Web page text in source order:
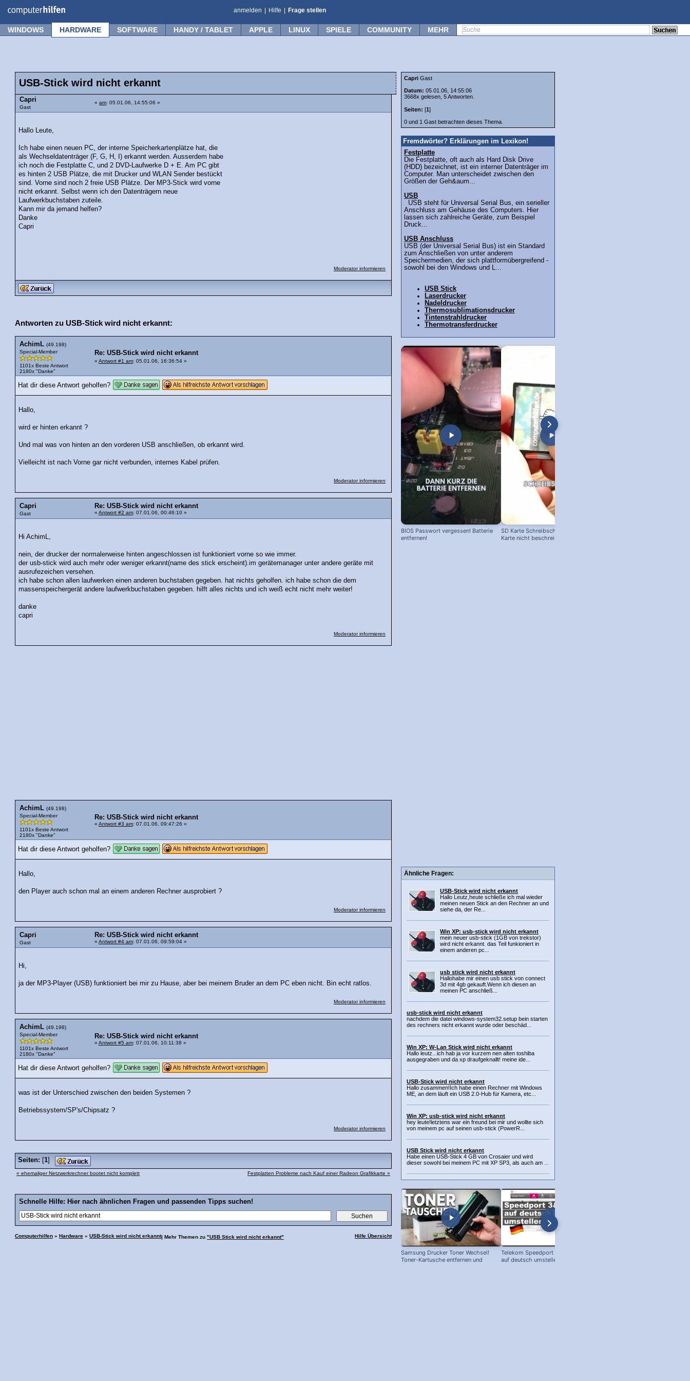
anmelden Hilfe Frage stellen
WINDOWS HARDWARE SOFTWARE HANDY / TABLET APPLE LINUX SPIELE COMMUNITY MEHR
USB-Stick wird nicht erkannt
Capri
Gast
« am: 05.01.06, 14:55:06 »
Hallo Leute,
Ich habe einen neuen PC, der interne Speicherkartenplätze hat, die
als Wechseldatenträger (F, G, H, I) erkannt werden. Ausserdem habe
ich noch die Festplatte C, und 2 DVD-Laufwerke D + E. Am PC gibt
es hinten 2 USB Plätze, die mit Drucker und WLAN Sender bestückt
sind. Vorne sind noch 2 freie USB Plätze. Der MP3-Stick wird vorne
nicht erkannt. Selbst wenn ich den Datenträgern neue
Laufwerkbuchstaben zuteile.
Kann mir da jemand helfen?
Danke
Capri
Moderator informieren
Antworten zu USB-Stick wird nicht erkannt:
AchimL (49.198)
Special-Member
1101x Beste Antwort
2180x "Danke"
Re: USB-Stick wird nicht erkannt
« Antwort #1 am: 05.01.06, 16:36:54 »
Hat dir diese Antwort geholfen?
Hallo,
wird er hinten erkannt ?
Und mal was von hinten an den vorderen USB anschließen, ob erkannt wird.
Vielleicht ist nach Vorne gar nicht verbunden, internes Kabel prüfen.
Moderator informieren
Capri
Gast
Re: USB-Stick wird nicht erkannt
« Antwort #2 am: 07.01.06, 00:46:10 »
Hi AchimL,
nein, der drucker der normalerweise hinten angeschlossen ist funktioniert vorne so wie immer.
der usb-stick wird auch mehr oder weniger erkannt(name des stick erscheint).im gerätemanager unter andere geräte mit
ausrufezeichen versehen.
ich habe schon allen laufwerken einen anderen buchstaben gegeben. hat nichts geholfen. ich habe schon die dem
massenspeichergerät andere laufwerkbuchstaben gegeben. hilft alles nichts und ich weiß echt nicht mehr weiter!
danke
capri
Moderator informieren
AchimL (49.198)
Special-Member
1101x Beste Antwort
2180x "Danke"
Re: USB-Stick wird nicht erkannt
« Antwort #3 am: 07.01.06, 09:47:26 »
Hat dir diese Antwort geholfen?
Hallo,
den Player auch schon mal an einem anderen Rechner ausprobiert ?
Moderator informieren
Capri
Gast
Re: USB-Stick wird nicht erkannt
« Antwort #4 am: 07.01.06, 09:59:04 »
Hi,
ja der MP3-Player (USB) funktioniert bei mir zu Hause, aber bei meinem Bruder an dem PC eben nicht. Bin echt ratlos.
Moderator informieren
AchimL (49.198)
Special-Member
1101x Beste Antwort
2180x "Danke"
Re: USB-Stick wird nicht erkannt
« Antwort #5 am: 07.01.06, 10:11:38 »
Hat dir diese Antwort geholfen?
was ist der Unterschied zwischen den beiden Systemen ?
Betriebssystem/SP's/Chipsatz ?
Moderator informieren
Seiten: [1]
« ehemaliger Netzwerkrechner bootet nicht komplett Festplatten Probleme nach Kauf einer Radeon Grafikkarte »
Schnelle Hilfe: Hier nach ähnlichen Fragen und passenden Tipps suchen!
Computerhilfen » Hardware » USB-Stick wird nicht erkannt Hilfe Übersicht
| Mehr Themen zu "USB Stick wird nicht erkannt"
Capri Gast
Datum: 05.01.06, 14:55:06
3668x gelesen, 5 Antworten.
Seiten: [1]
0 und 1 Gast betrachten dieses Thema.
Fremdwörter? Erklärungen im Lexikon!
Festplatte
Die Festplatte, oft auch als Hard Disk Drive
(HDD) bezeichnet, ist ein interner Datenträger im
Computer. Man unterscheidet zwischen den
Größen der Geh&aum...
USB
USB steht für Universal Serial Bus, ein serieller
Anschluss am Gehäuse des Computers. Hier
lassen sich zahlreiche Geräte, zum Beispiel
Druck...
USB Anschluss
USB (der Universal Serial Bus) ist ein Standard
zum Anschließen von unter anderem
Speichermedien, der sich plattformübergreifend -
sowohl bei den Windows und L...
USB Stick
Laserdrucker
Nadeldrucker
Thermosublimationsdrucker
Tintenstrahldrucker
Thermotransferdrucker
BIOS Passwort vergessen! Batterie
entfernen!
SD Karte Schreibschutz austricksen:
Karte nicht beschreibbar?
Ähnliche Fragen:
USB-Stick wird nicht erkannt
Hallo Leutz,heute schließe ich mal wieder
meinen neuen Stick an den Rechner an und
siehe da, der Re...
Win XP: usb-stick wird nicht erkannt
mein neuer usb-stick (1GB von trekstor)
wird nicht erkannt. das Teil funkioniert in
einem anderen pc...
usb stick wird nicht erkannt
Hallohabe mir einen usb stick von connect
3d mit 4gb gekauft.Wenn ich diesen an
meinen PC anschließ...
usb-stick wird nicht erkannt
nachdem die datei windows-system32.setup bein starten
des rechners nicht erkannt wurde oder beschäd...
Win XP: W-Lan Stick wird nicht erkannt
Hallo leutz...ich hab ja vor kurzem nen alten toshiba
ausgegraben und da xp draufgeknallt! meine ide...
USB-Stick wird nicht erkannt
Hallo zusammen!Ich habe einen Rechner mit Windows
ME, an dem läuft ein USB 2.0-Hub für Kamera, etc...
Win XP: usb-stick wird nicht erkannt
hey leute!letztens war ein freund bei mir und wollte sich
von meinem pc auf seinen usb-stick (PowerR...
USB Stick wird nicht erkannt
Habe einen USB-Stick 4 GB von Crosaier und wird
dieser sowohl bei meinem PC mit XP SP3, als auch am ...
Samsung Drucker Toner Wechsel!
Toner-Kartusche entfernen und
Telekom Speedport Router: Sprache
auf deutsch umstellen!